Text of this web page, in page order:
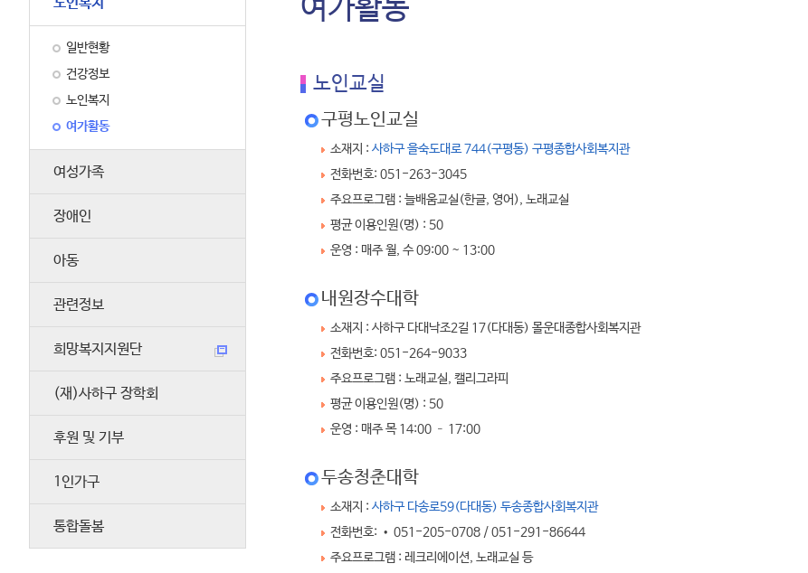
일반현황
건강정보
노인복지
여가활동
여성가족
장애인
아동
관련정보
희망복지지원단
(재)사하구 장학회
후원 및 기부
1인가구
통합돌봄
여가활동
노인교실
구평노인교실
소재지 : 사하구 을숙도대로 744(구평동) 구평종합사회복지관
전화번호: 051-263-3045
주요프로그램 : 늘배움교실(한글, 영어), 노래교실
평균 이용인원(명) : 50
운영 : 매주 월, 수 09:00 ~ 13:00
내원장수대학
소재지 : 사하구 다대낙조2길 17(다대동) 몰운대종합사회복지관
전화번호: 051-264-9033
주요프로그램 : 노래교실, 캘리그라피
평균 이용인원(명) : 50
운영 : 매주 목 14:00 – 17:00
두송청춘대학
소재지 : 사하구 다송로59(다대동) 두송종합사회복지관
전화번호: • 051-205-0708 / 051-291-86644
주요프로그램 : 레크리에이션, 노래교실 등